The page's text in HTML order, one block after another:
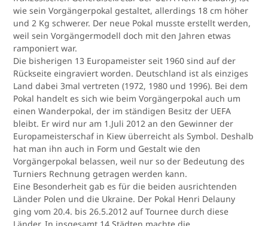
wie sein Vorgängerpokal gestaltet, allerdings 18 cm höher
und 2 Kg schwerer. Der neue Pokal musste erstellt werden,
weil sein Vorgängermodell doch mit den Jahren etwas
ramponiert war.
Die bisherigen 13 Europameister seit 1960 sind auf der
Rückseite eingraviert worden. Deutschland ist als einziges
Land dabei 3mal vertreten (1972, 1980 und 1996). Bei dem
Pokal handelt es sich wie beim Vorgängerpokal auch um
einen Wanderpokal, der im ständigen Besitz der UEFA
bleibt. Er wird nur am 1.Juli 2012 an den Gewinner der
Europameisterschaf in Kiew überreicht als Symbol. Deshalb
hat man ihn auch in Form und Gestalt wie den
Vorgängerpokal belassen, weil nur so der Bedeutung des
Turniers Rechnung getragen werden kann.
Eine Besonderheit gab es für die beiden ausrichtenden
Länder Polen und die Ukraine. Der Pokal Henri Delauny
ging vom 20.4. bis 26.5.2012 auf Tournee durch diese